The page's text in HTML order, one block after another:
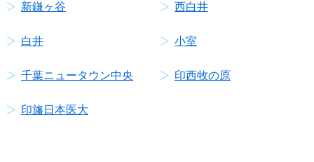
新鎌ヶ谷 西白井
白井 小室
千葉ニュータウン中央 印西牧の原
印旛日本医大